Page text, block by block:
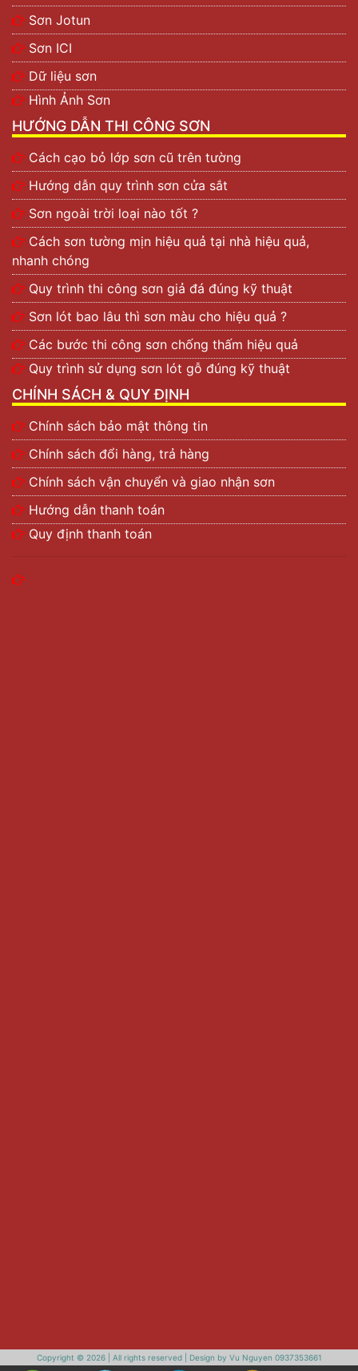
Sơn Jotun
Sơn ICI
Dữ liệu sơn
Hình Ảnh Sơn
HƯỚNG DẪN THI CÔNG SƠN
Cách cạo bỏ lớp sơn cũ trên tường
Hướng dẫn quy trình sơn cửa sắt
Sơn ngoài trời loại nào tốt ?
Cách sơn tường mịn hiệu quả tại nhà hiệu quả,
nhanh chóng
Quy trình thi công sơn giả đá đúng kỹ thuật
Sơn lót bao lâu thì sơn màu cho hiệu quả ?
Các bước thi công sơn chống thấm hiệu quả
Quy trình sử dụng sơn lót gỗ đúng kỹ thuật
CHÍNH SÁCH & QUY ĐỊNH
Chính sách bảo mật thông tin
Chính sách đổi hàng, trả hàng
Chính sách vận chuyển và giao nhận sơn
Hướng dẫn thanh toán
Quy định thanh toán
Copyright © 2026 | All rights reserved | Design by Vu Nguyen 0937353661